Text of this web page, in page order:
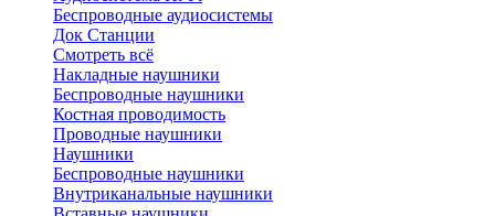
Беспроводные аудиосистемы
Док Станции
Смотреть всё
Накладные наушники
Беспроводные наушники
Костная проводимость
Проводные наушники
Наушники
Беспроводные наушники
Внутриканальные наушники